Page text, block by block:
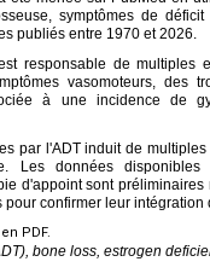
symptômes de
publiés entre 1970 et 2026.
responsable de multiples
vasomoteurs, des
à une incidence de
par l'ADT induit de
Les données
d'appoint sont
confirmer leur
PDF.
bone loss, estrogen